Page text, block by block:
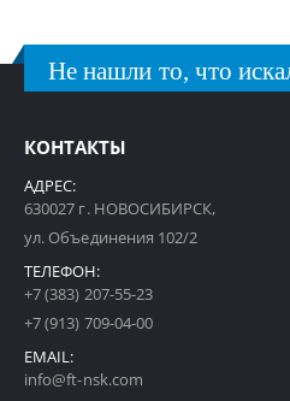
Не нашли то, что
КОНТАКТЫ
АДРЕС:
630027 г. НОВОСИБИРСК,
ул. Объединения 102/2
ТЕЛЕФОН:
+7 (383) 207-55-23
+7 (913) 709-04-00
EMAIL:
info@ft-nsk.com